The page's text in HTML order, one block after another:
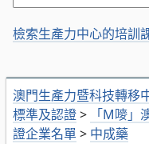
澳門生產力暨科技轉移
標準及認證> 「M嘜」
證企業名單> 中成藥
檢索生產力中心的培訓